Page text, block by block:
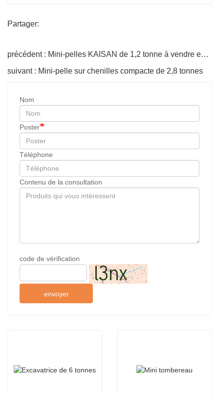
Partager:
précédent : Mini-pelles KAISAN de 1,2 tonne à vendre en gros.
suivant : Mini-pelle sur chenilles compacte de 2,8 tonnes
Nom
Poster
Téléphone
Contenu de la consultation
code de vérification
envoyer